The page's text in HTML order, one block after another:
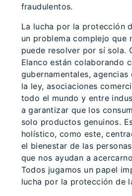
fraudulentos.
La lucha por la protección
un problema complejo que
puede resolver por sí sola.
Elanco están colaborando
gubernamentales,
la ley, asociaciones
todo el mundo y entre
a garantizar que los
solo productos genuinos.
holístico, como este,
el bienestar de las
que nos ayudan a
Todos jugamos un papel
lucha por la protección de